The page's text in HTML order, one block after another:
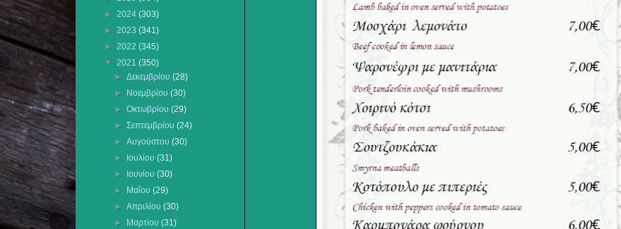
► 2024 (303)
► 2023 (341)
► 2022 (345)
▼ 2021 (350)
►Δεκεμβρίου(28)
►
Νοεμβρίου(30)
►Οκτωβρίου(29)
►Σεπτεμβρίου(24)
►Αυγούστου(30)
►
Ιουλίου(31)
►
Ιουνίου(30)
►
Μαΐου(29)
►Απριλίου(30)
►
Μαρτίου(31)